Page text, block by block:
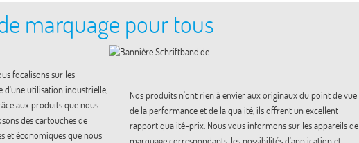
marquage pour tous
focalisons sur les
d'une utilisation industrielle,
aux produits que nous
des cartouches de
et économiques que nous
Nos produits n'ont rien à envier aux originaux du point de vue
de la performance et de la qualité, ils offrent un excellent
rapport qualité-prix. Nous vous informons sur les appareils de